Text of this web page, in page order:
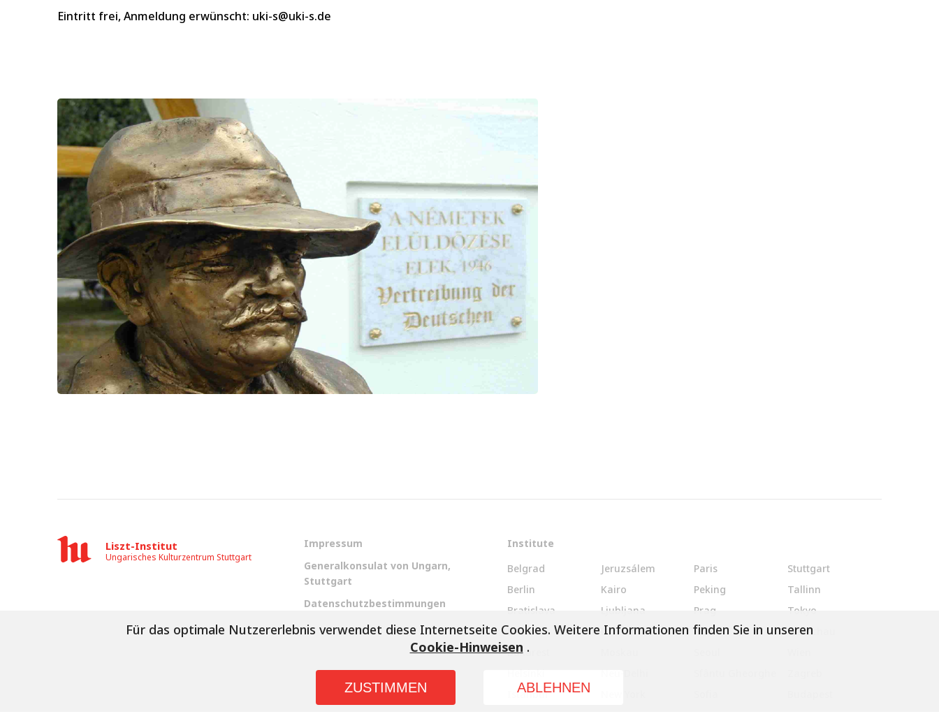
Eintritt frei, Anmeldung erwünscht: uki-s@uki-s.de
Liszt-Institut
Ungarisches Kulturzentrum Stuttgart
Impressum
Generalkonsulat von Ungarn,
Stuttgart
Datenschutzbestimmungen
Institute
Belgrad
Berlin
Bratislava
Brüssel
Bukarest
Istanbul
Jeruzsálem
Kairo
Ljubljana
London
Paris
Peking
Prag
Rom
Stuttgart
Tallinn
Tokyo
Warschau
Für das optimale Nutzererlebnis verwendet diese Internetseite Cookies. Weitere Informationen finden Sie in unseren
Cookie-Hinweisen .
ZUSTIMMEN ABLEHNEN